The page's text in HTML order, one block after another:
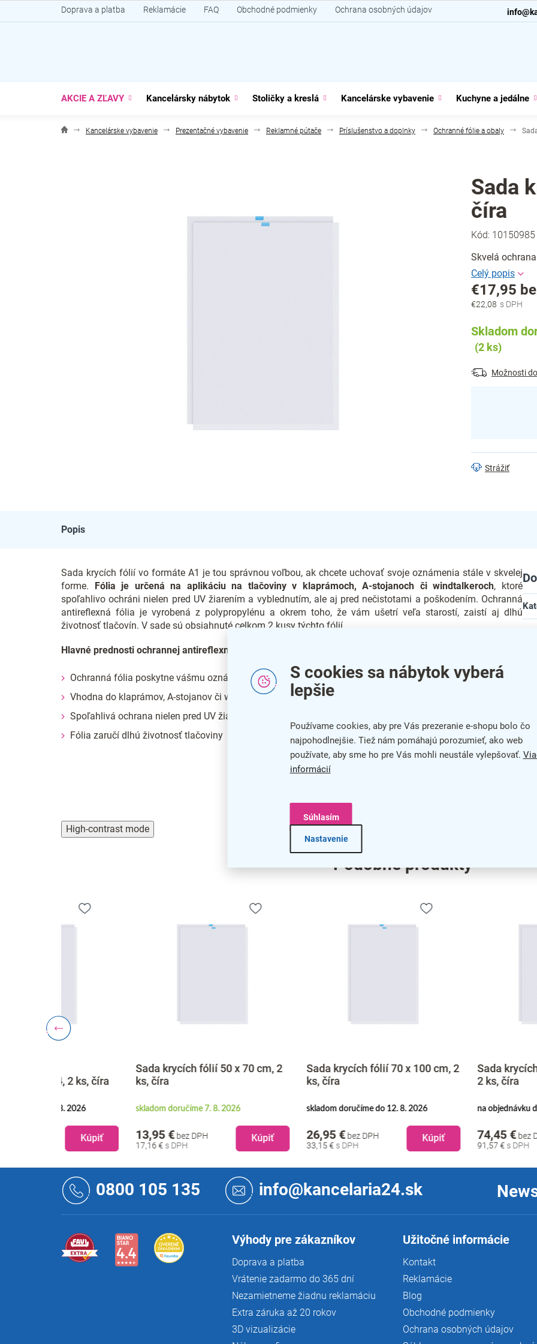
S cookies sa nábytok vyberá
lepšie
Používame cookies, aby pre Vás prezeranie e-shopu bolo čo
najpohodlnejšie. Tiež nám pomáhajú porozumieť, ako web
používate, aby sme ho pre Vás mohli neustále vylepšovať.
informácií
Nastavenie
Súhlasím
na
Doprava a platba Reklamácie FAQ Obchodné podmienky Ochrana osobných údajov
AKCIE A ZĽAVY Kancelársky nábytok Stoličky a kreslá Kancelárske vybavenie Kuchyne a jedálne
Kancelárske vybavenie Prezentačné vybavenie Reklamné pútače Príslušenstvo a doplnky Ochranné fólie a obaly
Sada
číra
Kód: 10150985
Skvelá
€22,08
€17,95
Jednotková
Skladom
(2 ks)
Možnosti
Strážiť
Popis
Sada krycích fólií vo formáte A1 je tou správnou voľbou, ak chcete uchovať svoje oznámenia stále v skvelej
forme. Fólia je určená na aplikáciu na tlačoviny v klaprámoch, A-stojanoch či windtalkeroch, ktoré
spoľahlivo ochráni nielen pred UV žiarením a vyblednutím, ale aj pred nečistotami a poškodením. Ochranná
antireflexná fólia je vyrobená z polypropylénu a okrem toho, že vám ušetrí veľa starostí, zaistí aj dlhú
životnosť tlačovín. V sade sú obsiahnuté celkom 2 kusy týchto fólií.
Hlavné prednosti ochrannej antireflexnej UV fólie A1:
Ochranná fólia poskytne vášmu oznámeniu vždy skvelú ochranu
Vhodna do klaprámov, A-stojanov či windtalkerov
Spoľahlivá ochrana nielen pred UV žiarením
Fólia zaručí dlhú životnosť tlačoviny
High-contrast mode
Podobné produkty
Sada krycích fólií 50 x 70 cm, 2
ks, číra
skladom doručíme 7. 8. 2026
17,16 €
13,95 € bez DPH Kúpiť
Sada krycích fólií 70 x 100 cm, 2
skladom doručíme do 12. 8. 2026
33,15 €
26,95 € bez DPH Kúpiť
Sada krycích fólií 100 x
na objednávku doručíme do 9. 9.
91,57 €
74,45 € bez DPH
0800 105 135 info@kancelaria24.sk
Výhody pre zákazníkov
Doprava a platba
Vrátenie zadarmo do 365 dní
Nezamietneme žiadnu reklamáciu
Extra záruka až 20 rokov
3D vizualizácie
Užitočné informácie
Kontakt
Reklamácie
Blog
Obchodné podmienky
Ochrana osobných údajov